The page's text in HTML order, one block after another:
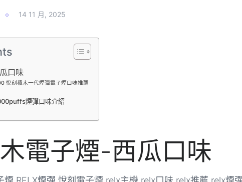
14 11 月, 2025
口味
悅刻積木一代煙彈電子煙口味推薦
煙彈口味介紹
電子煙-西瓜口味